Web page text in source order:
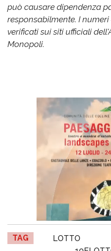
può causare dipendenza
responsabilmente. I
verificati sui siti ufficiali
Monopoli.
TAG LOTTO